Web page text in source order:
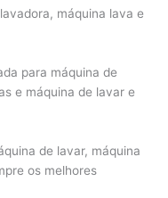
máquina lava e
para máquina de
e máquina de lavar e
de lavar, máquina
os melhores